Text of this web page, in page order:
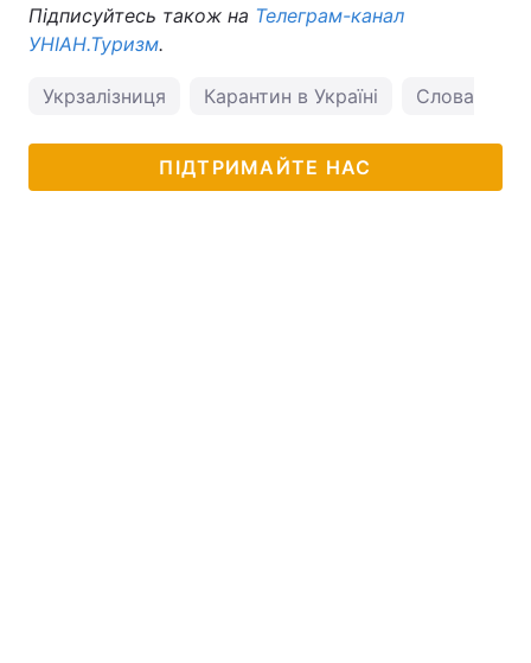
Підписуйтесь також на Телеграм-канал
УНІАН.Туризм.
Укрзалізниця Карантин в Україні Словаччина
ПІДТРИМАЙТЕ НАС